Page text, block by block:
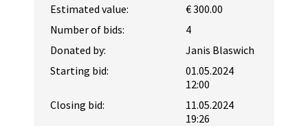
Estimated value:
€ 300.00
Number of bids:
4
Donated by:
Janis Blaswich
Starting bid:
01.05.2024
12:00
Closing bid:
11.05.2024
19:26